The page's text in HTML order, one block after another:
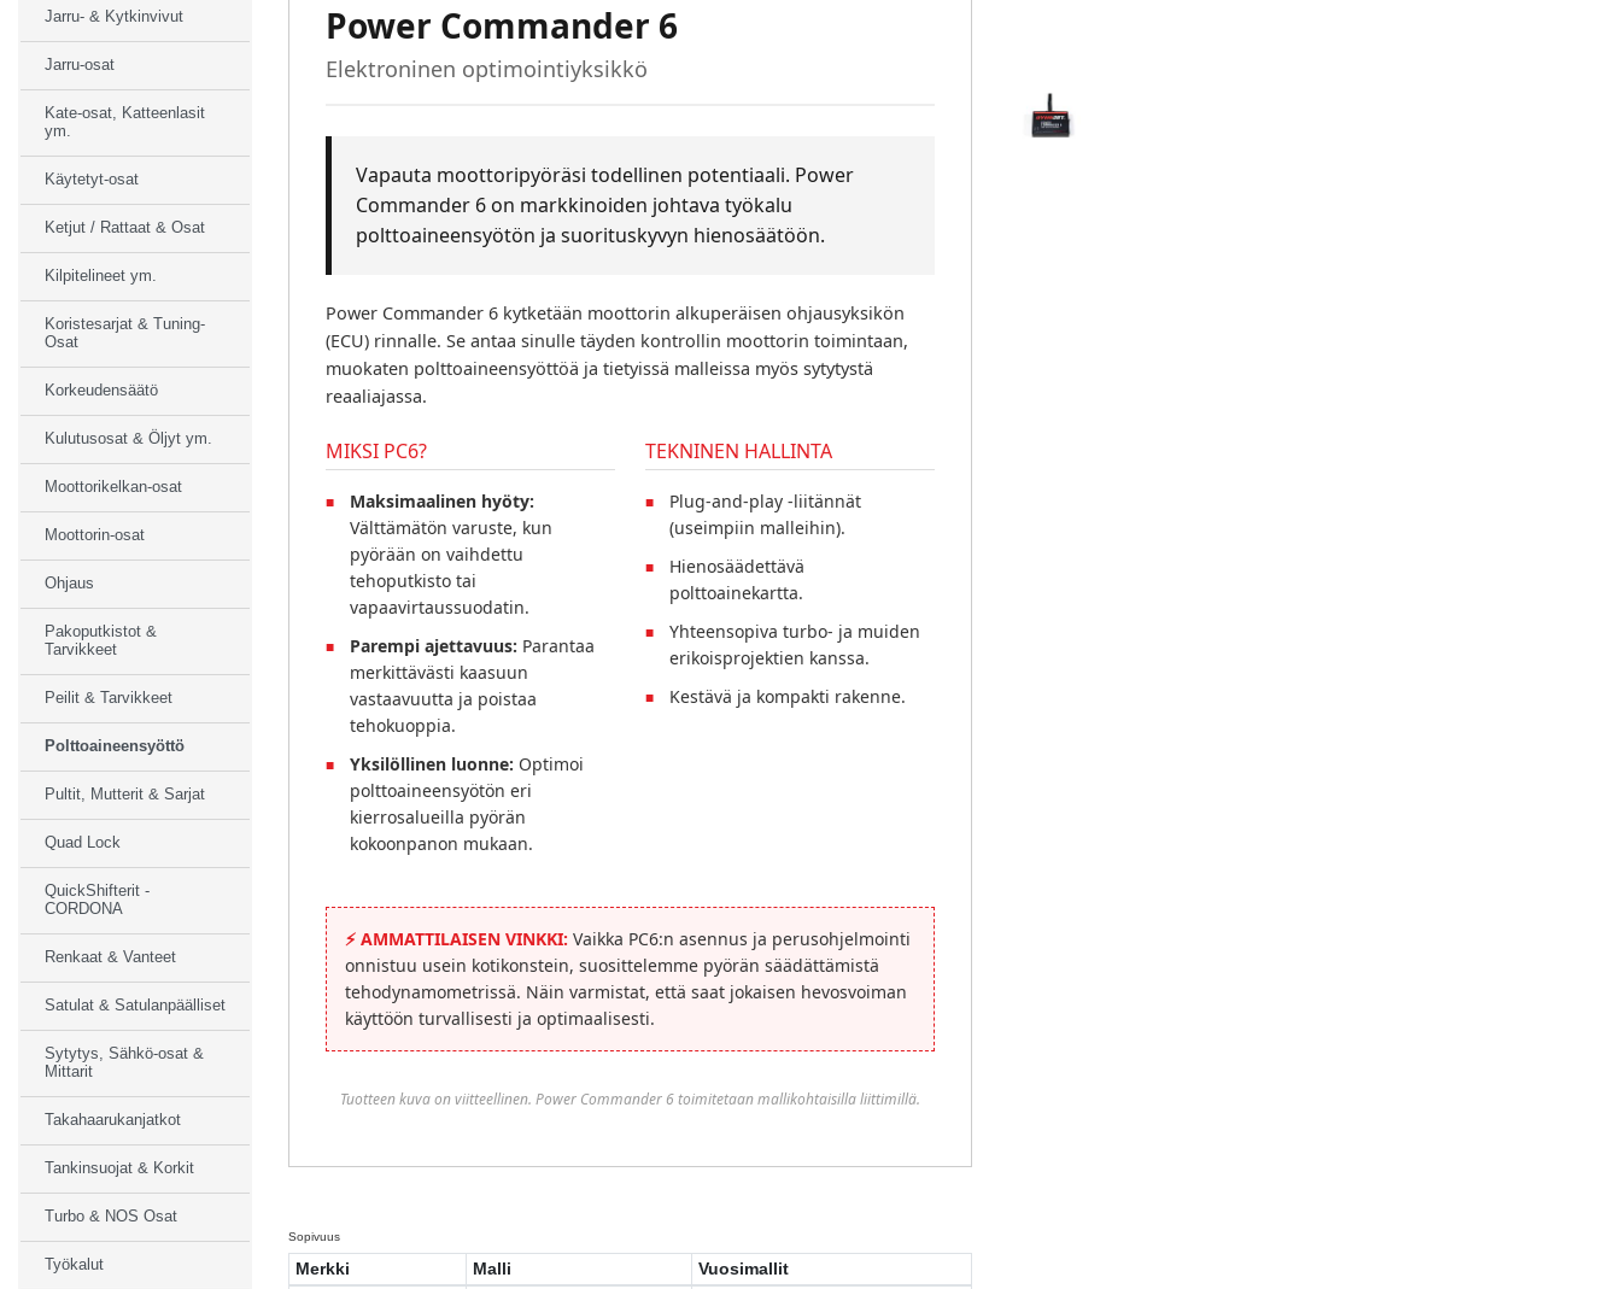
Power Commander 6
Elektroninen optimointiyksikkö
Vapauta moottoripyöräsi todellinen potentiaali. Power
Commander 6 on markkinoiden johtava työkalu
polttoaineensyötön ja suorituskyvyn hienosäätöön.
Power Commander 6 kytketään moottorin alkuperäisen ohjausyksikön
(ECU) rinnalle. Se antaa sinulle täyden kontrollin moottorin toimintaan,
muokaten polttoaineensyöttöä ja tietyissä malleissa myös sytytystä
reaaliajassa.
MIKSI PC6?
Maksimaalinen hyöty:
Välttämätön varuste, kun
pyörään on vaihdettu
tehoputkisto tai
vapaavirtaussuodatin.
Parempi ajettavuus: Parantaa
merkittävästi kaasuun
vastaavuutta ja poistaa
tehokuoppia.
Yksilöllinen luonne: Optimoi
polttoaineensyötön eri
kierrosalueilla pyörän
kokoonpanon mukaan.
TEKNINEN HALLINTA
Plug-and-play -liitännät
(useimpiin malleihin).
Hienosäädettävä
polttoainekartta.
Yhteensopiva turbo- ja muiden
erikoisprojektien kanssa.
Kestävä ja kompakti rakenne.
⚡ AMMATTILAISEN VINKKI: Vaikka PC6:n asennus ja perusohjelmointi
onnistuu usein kotikonstein, suosittelemme pyörän säädättämistä
tehodynamometrissä. Näin varmistat, että saat jokaisen hevosvoiman
käyttöön turvallisesti ja optimaalisesti.
Tuotteen kuva on viitteellinen. Power Commander 6 toimitetaan mallikohtaisilla liittimillä.
Sopivuus
Merkki Malli
Vuosimallit
Jarru- & Kytkinvivut
Jarru-osat
Kate-osat, Katteenlasit
ym.
Käytetyt-osat
Ketjut / Rattaat & Osat
Kilpitelineet ym.
Koristesarjat & Tuning-
Osat
Korkeudensäätö
Kulutusosat & Öljyt ym.
Moottorikelkan-osat
Moottorin-osat
Ohjaus
Pakoputkistot &
Tarvikkeet
Peilit & Tarvikkeet
Polttoaineensyöttö
Pultit, Mutterit & Sarjat
Quad Lock
QuickShifterit -
CORDONA
Renkaat & Vanteet
Satulat & Satulanpäälliset
Sytytys, Sähkö-osat &
Mittarit
Takahaarukanjatkot
Tankinsuojat & Korkit
Turbo & NOS Osat
Työkalut